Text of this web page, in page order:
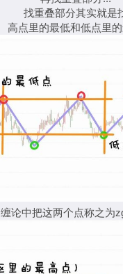
找重叠部分其实就是
高点里的最低和低点里
缠论中把这两个点称之为